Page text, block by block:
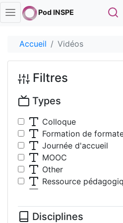
Pod INSPE
Accueil Vidéos
Filtres
Types
Colloque
Formation de
Journée d'accueil
MOOC
Other
Ressource
Travaux étudiants
Tutoriel
Disciplines